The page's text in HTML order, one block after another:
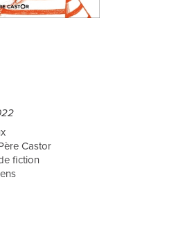
Castor
fiction